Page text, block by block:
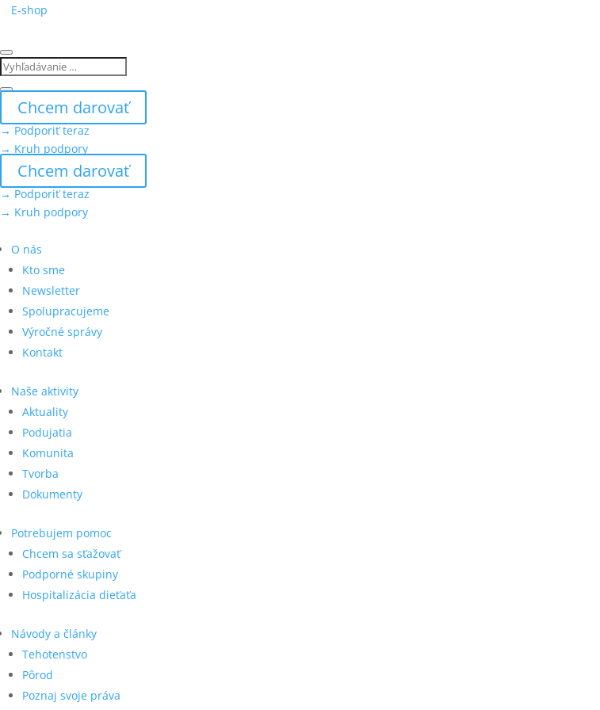
E-shop
Chcem darovať
→ Podporiť teraz
→ Kruh podpory
Chcem darovať
→ Podporiť teraz
→ Kruh podpory
O nás
Kto sme
Newsletter
Spolupracujeme
Výročné správy
Kontakt
Naše aktivity
Aktuality
Podujatia
Komunita
Tvorba
Dokumenty
Potrebujem pomoc
Chcem sa sťažovať
Podporné skupiny
Hospitalizácia dieťaťa
Návody a články
Tehotenstvo
Pôrod
Poznaj svoje práva